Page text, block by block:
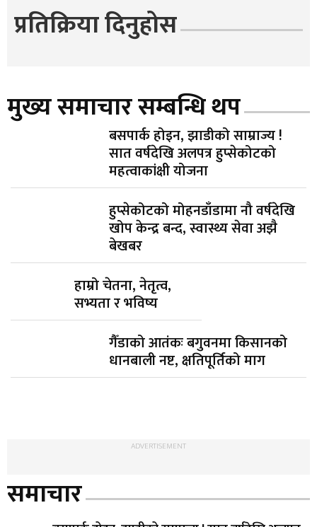
प्रतिक्रिया दिनुहोस
मुख्य समाचार सम्बन्धि थप
बसपार्क होइन, झाडीको साम्राज्य !
सात वर्षदेखि अलपत्र हुप्सेकोटको
महत्वाकांक्षी योजना
हुप्सेकोटको मोहनडाँडामा नौ वर्षदेखि
खोप केन्द्र बन्द, स्वास्थ्य सेवा अझै
बेखबर
हाम्रो चेतना, नेतृत्व,
सभ्यता र भविष्य
गैँडाको आतंकः बगुवनमा किसानको
धानबाली नष्ट, क्षतिपूर्तिको माग
ADVERTISEMENT
समाचार